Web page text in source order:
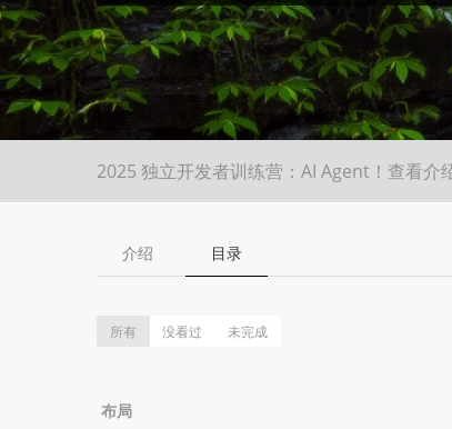
2025 独立开发者训练营：AI Agent！ 查看介
介绍 目录
所有 没看过 未完成
布局